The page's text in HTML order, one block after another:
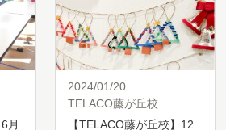
月
2024/01/20
TELACO藤が丘校
【TELACO藤が丘校】12